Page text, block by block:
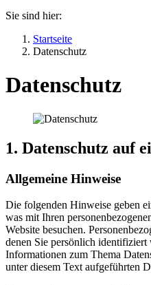
Sie sind hier:
Startseite
Datenschutz
Datenschutz
1. Datenschutz auf
Allgemeine Hinweise
Die folgenden Hinweise geben
was mit Ihren
Website besuchen.
denen Sie persönlich
Informationen zum Thema
unter diesem Text aufgeführten